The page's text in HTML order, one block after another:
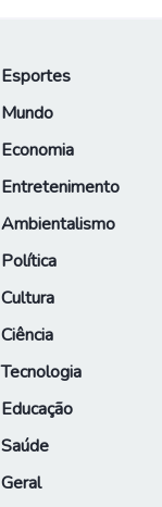
Esportes
Mundo
Economia
Entretenimento
Ambientalismo
Política
Cultura
Ciência
Tecnologia
Educação
Saúde
Geral